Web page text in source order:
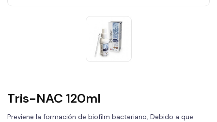
Tris-NAC 120ml
Previene la formación de biofilm bacteriano, Debido a que